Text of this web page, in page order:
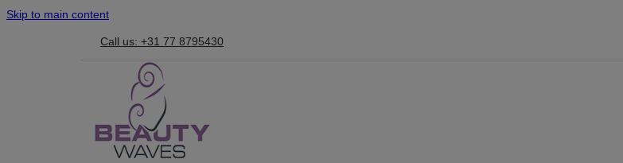
Skip to main content
Call us: +31 77 8795430